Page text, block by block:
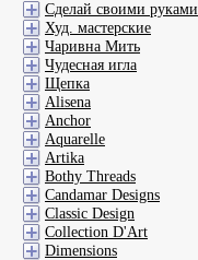
Сделай своими руками
Худ. мастерские
Чаривна Мить
Чудесная игла
Щепка
Alisena
Anchor
Aquarelle
Artika
Bothy Threads
Candamar Designs
Classic Design
Collection D'Art
Dimensions